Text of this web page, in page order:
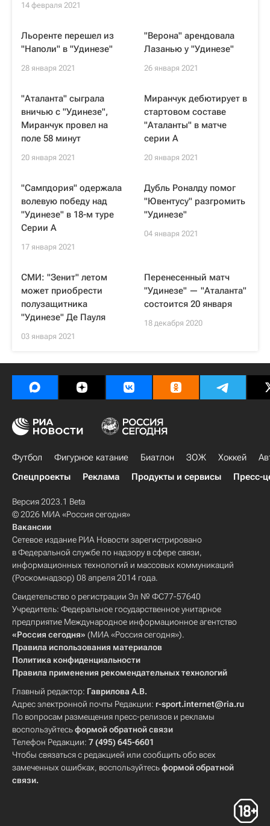
14 февраля 2021
Льоренте перешел из
"Наполи" в "Удинезе"
28 января 2021
"Верона" арендовала
Лазанью у "Удинезе"
26 января 2021
"Аталанта" сыграла
вничью с "Удинезе",
Миранчук провел на
поле 58 минут
20 января 2021
Миранчук дебютирует в
стартовом составе
"Аталанты" в матче
серии А
20 января 2021
"Сампдория" одержала
волевую победу над
"Удинезе" в 18-м туре
Серии А
17 января 2021
Дубль Роналду помог
"Ювентусу" разгромить
"Удинезе"
04 января 2021
СМИ: "Зенит" летом
может приобрести
полузащитника
"Удинезе" Де Пауля
03 января 2021
Перенесенный матч
"Удинезе" — "Аталанта"
состоится 20 января
18 декабря 2020
Футбол Фигурное катание Биатлон ЗОЖ Хоккей
Спецпроекты
Реклама Продукты и сервисы Пресс-
Версия 2023.1 Beta
© 2026 МИА «Россия сегодня»
Вакансии
Сетевое издание РИА Новости зарегистрировано
в Федеральной службе по надзору в сфере связи,
информационных технологий и массовых коммуникаций
(Роскомнадзор) 08 апреля 2014 года.
Свидетельство о регистрации Эл № ФС77-57640
Учредитель: Федеральное государственное унитарное
предприятие Международное информационное агентство
«Россия сегодня» (МИА «Россия сегодня»).
Правила использования материалов
Политика конфиденциальности
Правила применения рекомендательных технологий
Главный редактор: Гаврилова А.В.
Адрес электронной почты Редакции: r-sport.internet@ria.ru
По вопросам размещения пресс-релизов и рекламы
воспользуйтесьформой обратной связи
Телефон Редакции: 7 (495) 645-6601
Чтобы связаться с редакцией или сообщить обо всех
замеченных ошибках, воспользуйтесьформой обратной
связи.